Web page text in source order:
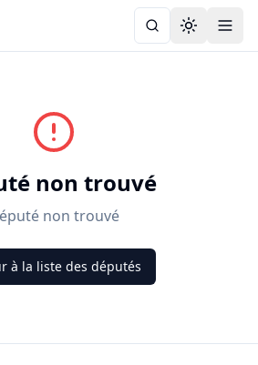
Toggle
non trouvé
non trouvé
à la liste des députés